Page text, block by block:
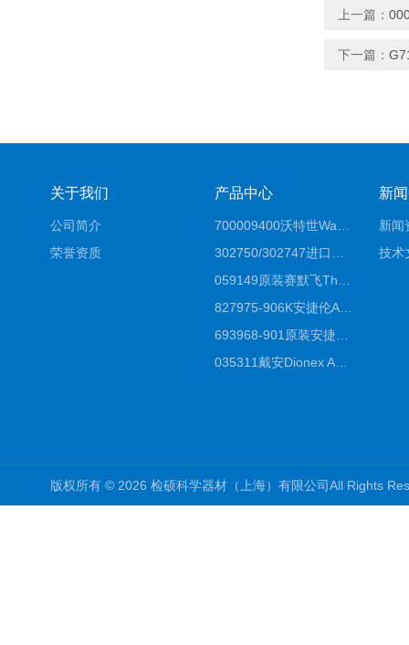
上一篇：
下一篇：
关于我们
公司简介
荣誉资质
产品中心
827975-906K安捷伦Agilent原装ZORBAX液相色谱柱*
035311戴安Dionex AS4分析柱阴离子交换色谱柱厂家
新
新闻
技术
版权所有 © 2026 检硕科学器材（上海）有限公司All Rights